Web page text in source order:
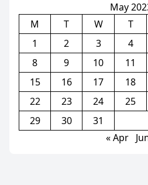
May
M
T W T
1
2 3 4
8
9 10 11
15
16 17 18
22
23 24 25
29
30
31
« Apr